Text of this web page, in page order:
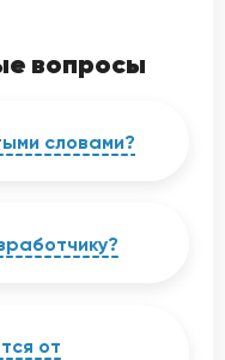
вопросы
словами?
со
в
избежать
от